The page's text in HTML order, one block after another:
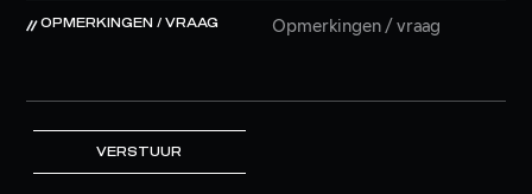
OPMERKINGEN / VRAAG
VERSTUUR